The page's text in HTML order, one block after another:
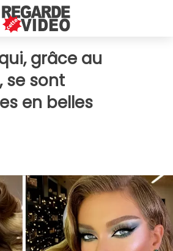
grâce au
se sont
en belles